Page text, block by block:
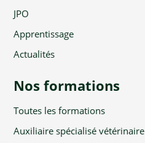
JPO
Apprentissage
Actualités
Nos formations
Toutes les formations
Auxiliaire spécialisé vétérinaire